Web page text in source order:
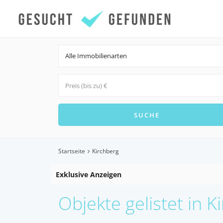
Alle Immobilienarten
Startseite Kirchberg
Exklusive Anzeigen
Objekte gelistet in